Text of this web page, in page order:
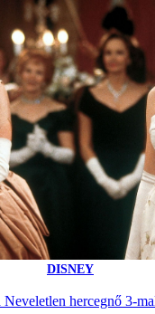
DISNEY
hercegnő 3-